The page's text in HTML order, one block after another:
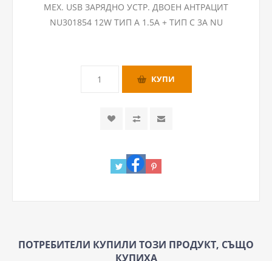
МЕХ. USB ЗАРЯДНО УСТР. ДВОЕН АНТРАЦИТ
NU301854 12W ТИП А 1.5A + ТИП C 3A NU
ПОТРЕБИТЕЛИ КУПИЛИ ТОЗИ ПРОДУКТ, СЪЩО
КУПИХА